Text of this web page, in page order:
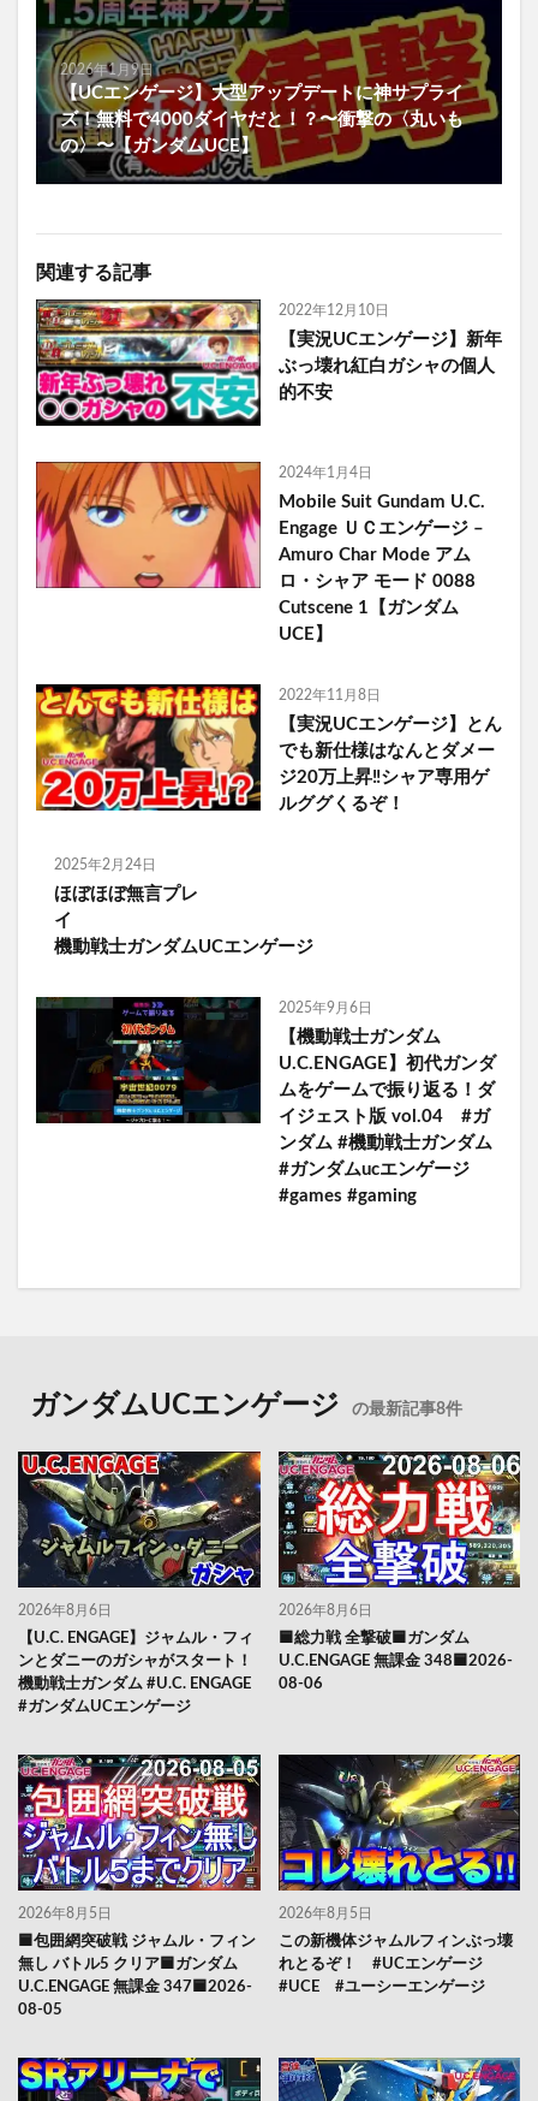
2026年1月9日
【UCエンゲージ】大型アップデートに神サプライ
ズ！無料で4000ダイヤだと！？〜衝撃の〈丸いも
の〉〜【ガンダムUCE】
関連する記事
2022年12月10日
【実況UCエンゲージ】新年
ぶっ壊れ紅白ガシャの個人
的不安
2024年1月4日
Mobile Suit Gundam U.C.
Engage ＵＣエンゲージ –
Amuro Char Mode アム
ロ・シャア モード 0088
Cutscene 1【ガンダム
UCE】
2022年11月8日
【実況UCエンゲージ】とん
でも新仕様はなんとダメー
ジ20万上昇‼︎シャア専用ゲ
ルググくるぞ！
2025年2月24日
ほぼほぼ無言プレ
イ
機動戦士ガンダムUCエンゲージ
2025年9月6日
【機動戦士ガンダム
U.C.ENGAGE】初代ガンダ
ムをゲームで振り返る！ダ
イジェスト版 vol.04 #ガ
ンダム #機動戦士ガンダム
#ガンダムucエンゲージ
#games #gaming
ガンダムUCエンゲージ の最新記事8件
2026年8月6日
【U.C. ENGAGE】ジャムル・フィ
ンとダニーのガシャがスタート！
機動戦士ガンダム #U.C. ENGAGE
#ガンダムUCエンゲージ
2026年8月6日
🟦総力戦 全撃破🟦ガンダム
U.C.ENGAGE 無課金 348🟦2026-
08-06
2026年8月5日
🟦包囲網突破戦 ジャムル・フィン
無し バトル5 クリア🟦ガンダム
U.C.ENGAGE 無課金 347🟦2026-
08-05
2026年8月5日
この新機体ジャムルフィンぶっ壊
れとるぞ！ #UCエンゲージ
#UCE #ユーシーエンゲージ